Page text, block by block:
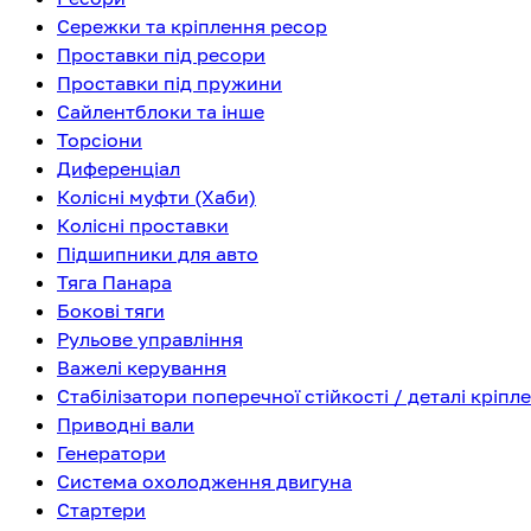
Сережки та кріплення ресор
Проставки під ресори
Проставки під пружини
Сайлентблоки та інше
Торсіони
Диференціал
Колісні муфти (Хаби)
Колісні проставки
Підшипники для авто
Тяга Панара
Бокові тяги
Рульове управління
Важелі керування
Стабілізатори поперечної стійкості / деталі
Приводні вали
Генератори
Система охолодження двигуна
Стартери